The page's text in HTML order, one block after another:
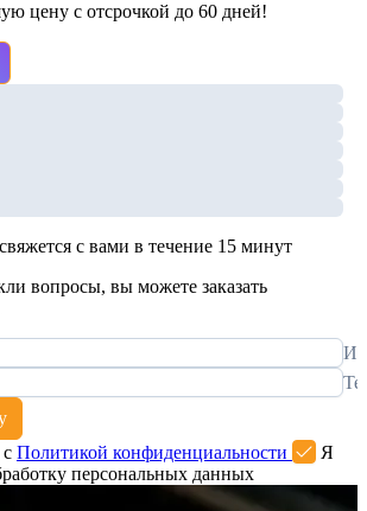
цену с отсрочкой до 60 дней!
с вами в течение 15 минут
вопросы, вы можете заказать
Политикой конфиденциальности
Я
персональных данных